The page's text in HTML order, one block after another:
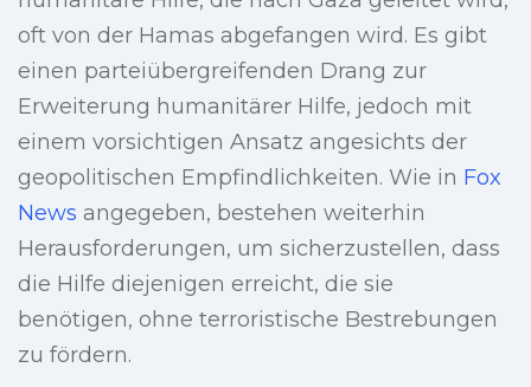
oft von der Hamas abgefangen wird. Es gibt
einen parteiübergreifenden Drang zur
Erweiterung humanitärer Hilfe, jedoch mit
einem vorsichtigen Ansatz angesichts der
geopolitischen Empfindlichkeiten. Wie in Fox
News angegeben, bestehen weiterhin
Herausforderungen, um sicherzustellen, dass
die Hilfe diejenigen erreicht, die sie
benötigen, ohne terroristische Bestrebungen
zu fördern.